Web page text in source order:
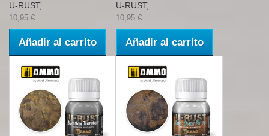
U-RUST,...
10,95 €
Añadir al carrito
U-RUST,...
10,95 €
Añadir al carrito